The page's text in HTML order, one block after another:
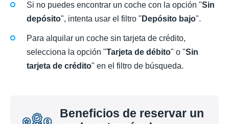
Si no puedes encontrar un coche con la opción "Sin
depósito", intenta usar el filtro " Depósito bajo".
Para alquilar un coche sin tarjeta de crédito,
selecciona la opción "Tarjeta de débito" o "Sin
tarjeta de crédito" en el filtro de búsqueda.
Beneficios de reservar un